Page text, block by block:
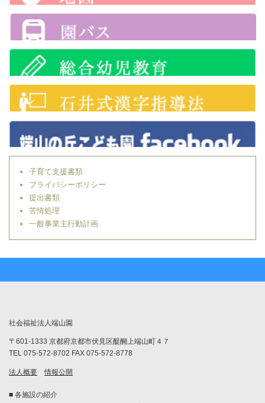
子育て支援書類
プライバシーポリシー
提出書類
苦情処理
一般事業主行動計画
社会福祉法人端山園
〒601-1333 京都府京都市伏見区醍醐上端山町４７
TEL 075-572-8702 FAX 075-572-8778
法人概要 情報公開
■ 各施設の紹介